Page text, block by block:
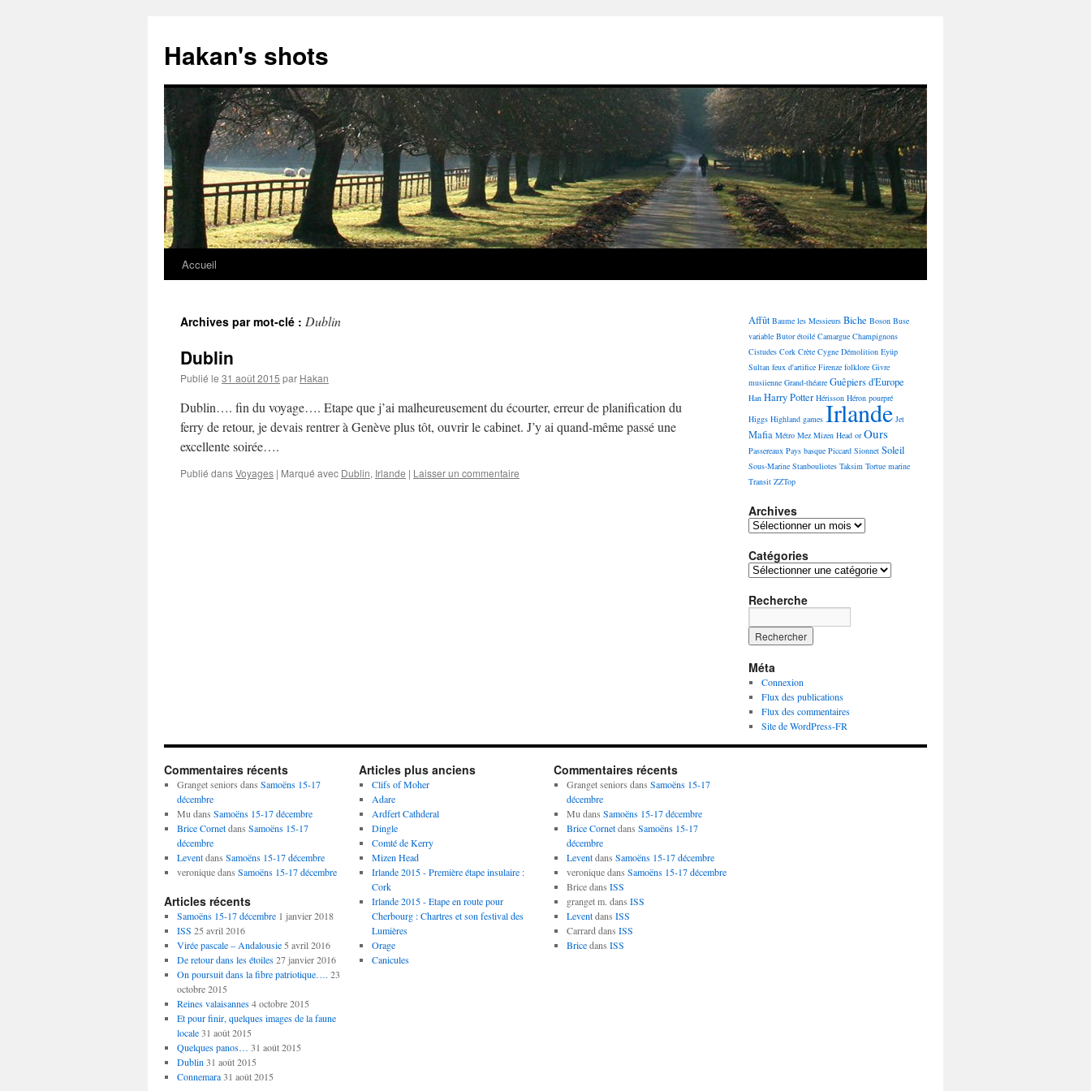
contenu
Hakan's shots
Accueil
Archives par mot-clé : Dublin
Dublin
Publié le 31 août 2015 par Hakan
Dublin…. fin du voyage…. Etape que j’ai malheureusement du écourter, erreur de planification du
ferry de retour, je devais rentrer à Genève plus tôt, ouvrir le cabinet. J’y ai quand-même passé une
excellente soirée….
Publié dansVoyages | Marqué avec Dublin, Irlande | Laisser un commentaire
Affût Baume les Messieurs Biche Boson Buse
variable Butor étoilé Camargue Champignons
Cistudes Cork Crète Cygne Démolition Eyüp
Sultan feux d'artifice Firenze folklore Givre
musiienne Grand-théatre Guêpiers d'Europe
Han Harry Potter Hérisson Héron pourpré
Higgs Highland games Irlande Jet
Mafia Métro Mez Mizen Head or Ours
Passereaux Pays basque Piccard Sionnet Soleil
Sous-Marine Stanbouliotes Taksim Tortue marine
Transit ZZTop
Archives
Archives
Catégories
Catégories
Recherche
Méta
Connexion
Flux des publications
Flux des commentaires
Site de WordPress-FR
Commentaires récents
Granget seniors dans Samoëns 15-17
décembre
Mu dans Samoëns 15-17 décembre
Brice Cornetdans Samoëns 15-17
décembre
Leventdans Samoëns 15-17 décembre
veroniquedans Samoëns 15-17 décembre
Articles récents
Samoëns 15-17 décembre 1 janvier 2018
ISS 25 avril 2016
Virée pascale – Andalousie 5 avril 2016
De retour dans les étoiles 27 janvier 2016
On poursuit dans la fibre patriotique…. 23
octobre 2015
Reines valaisannes 4 octobre 2015
Et pour finir, quelques images de la faune
locale 31 août 2015
Quelques panos… 31 août 2015
Dublin 31 août 2015
Connemara 31 août 2015
Articles plus anciens
Clifs of Moher
Adare
Ardfert Cathderal
Dingle
Comté de Kerry
Mizen Head
Irlande 2015 - Première étape insulaire :
Cork
Irlande 2015 - Etape en route pour
Cherbourg : Chartres et son festival des
Lumières
Orage
Canicules
Commentaires récents
Granget seniors dans Samoëns 15-17
décembre
Mu dans Samoëns 15-17 décembre
Brice Cornetdans Samoëns 15-17
décembre
Leventdans Samoëns 15-17 décembre
veroniquedans Samoëns 15-17 décembre
Bricedans ISS
granget m. dans ISS
Leventdans ISS
Carrard dans ISS
Bricedans ISS